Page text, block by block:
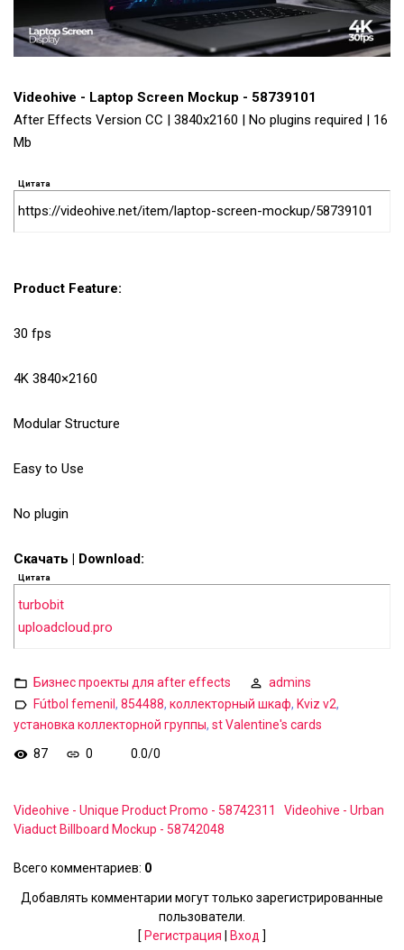
Videohive - Laptop Screen Mockup - 58739101
After Effects Version CC | 3840x2160 | No plugins required | 16
Mb
Цитата
https://videohive.net/item/laptop-screen-mockup/58739101
Product Feature:
30 fps
4K 3840×2160
Modular Structure
Easy to Use
No plugin
Скачать | Download:
Цитата
turbobit
uploadcloud.pro
Бизнес проекты для after effects
admins
Fútbol femenil , 854488, коллекторный шкаф, Kviz v2,
установка коллекторной группы, st Valentine's cards
87
0 0.0/0
Videohive - Unique Product Promo - 58742311
Videohive - Urban
Viaduct Billboard Mockup - 58742048
Всего комментариев: 0
Добавлять комментарии могут только зарегистрированные
пользователи.
[ Регистрация Вход ]